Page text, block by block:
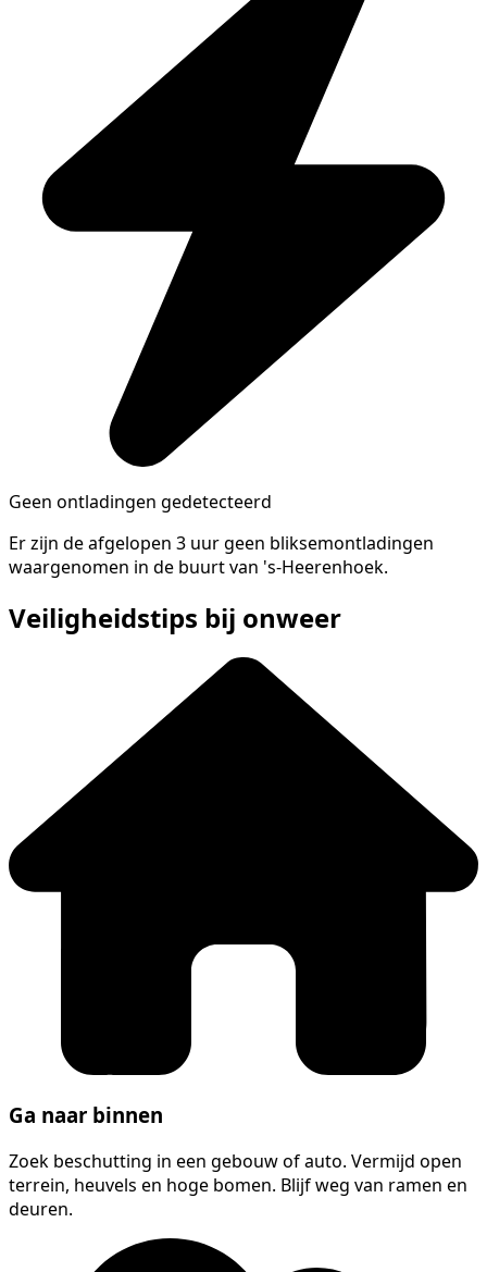
Geen ontladingen gedetecteerd
Er zijn de afgelopen 3 uur geen bliksemontladingen
waargenomen in de buurt van 's-Heerenhoek.
Veiligheidstips bij onweer
Ga naar binnen
Zoek beschutting in een gebouw of auto. Vermijd open
terrein, heuvels en hoge bomen. Blijf weg van ramen en
deuren.